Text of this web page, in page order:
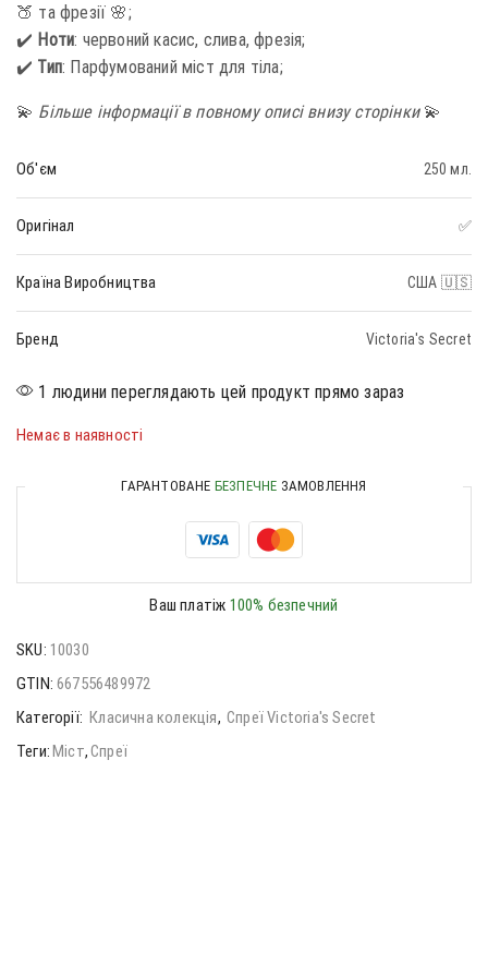
🍑 та фрезії 🌸;
✔️ Ноти: червоний касис, слива, фрезія;
✔️ Тип: Парфумований міст для тіла;
💫 Більше інформації в повному описі внизу сторінки💫
Об'єм 250 мл.
Оригінал ✅
Країна Виробництва США 🇺🇸
Бренд Victoria's Secret
1 людини переглядають цей продукт прямо зараз
Немає в наявності
ГАРАНТОВАНЕ БЕЗПЕЧНЕ ЗАМОВЛЕННЯ
Ваш платіж 100% безпечний
SKU: 10030
GTIN: 667556489972
Категорії: Класична колекція, Спреї Victoria's Secret
Теги:Міст,Спреї